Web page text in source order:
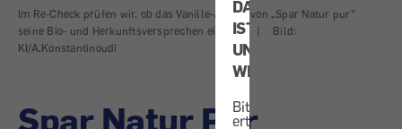
DATENSCHUTZ
IST
UNS
WICHTIG!
Bitte
erteilen
Im Re-Check prüfen wir, ob das Vanille-Jogurt von „Spar Natur pur"
seine Bio- und Herkunftsversprechen einhält.
|
Bild:
KI/A.Konstantinoudi
Spar Natur Pur